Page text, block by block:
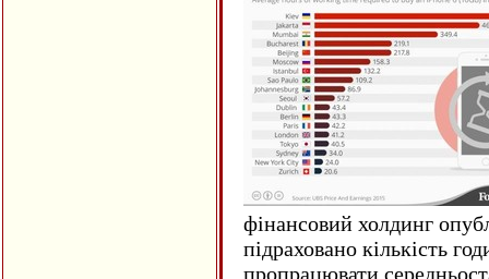
фінансовий холдинг
підраховано кількість
пропрацювати